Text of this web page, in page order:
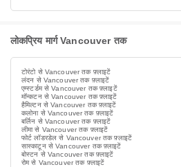
लोकप्रिय मार्ग Vancouver तक
टोरंटो से Vancouver तक फ़्लाइटें
लंदन से Vancouver तक फ़्लाइटें
एम्स्टर्डम से Vancouver तक फ़्लाइटें
मॉन्कटन से Vancouver तक फ़्लाइटें
हैमिल्टन से Vancouver तक फ़्लाइटें
कलोना से Vancouver तक फ़्लाइटें
बर्लिन से Vancouver तक फ़्लाइटें
लीमा से Vancouver तक फ़्लाइटें
फोर्ट लॉडरडेल से Vancouver तक फ़्लाइटें
सास्काटून से Vancouver तक फ़्लाइटें
बोस्टन से Vancouver तक फ़्लाइटें
रोम से Vancouver तक फ़्लाइटें